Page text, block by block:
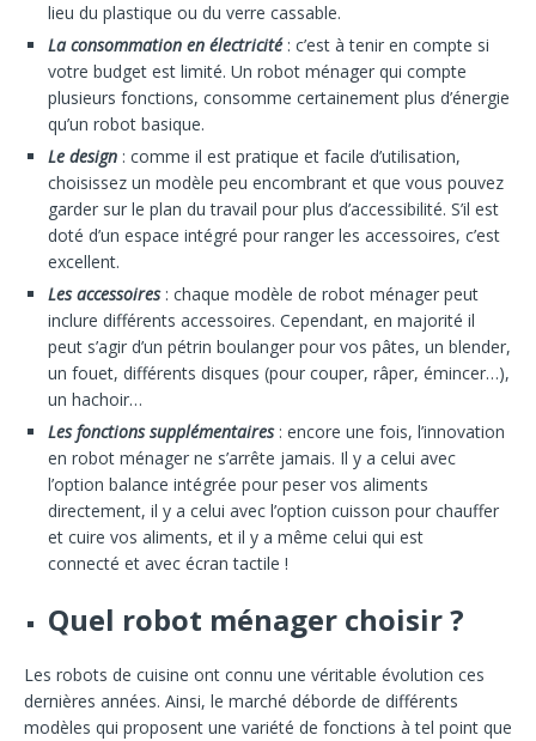
lieu du plastique ou du verre cassable.
La consommation en électricité : c’est à tenir en compte si
votre budget est limité. Un robot ménager qui compte
plusieurs fonctions, consomme certainement plus d’énergie
qu’un robot basique.
Le design : comme il est pratique et facile d’utilisation,
choisissez un modèle peu encombrant et que vous pouvez
garder sur le plan du travail pour plus d’accessibilité. S’il est
doté d’un espace intégré pour ranger les accessoires, c’est
excellent.
Les accessoires : chaque modèle de robot ménager peut
inclure différents accessoires. Cependant, en majorité il
peut s’agir d’un pétrin boulanger pour vos pâtes, un blender,
un fouet, différents disques (pour couper, râper, émincer…),
un hachoir…
Les fonctions supplémentaires : encore une fois, l’innovation
en robot ménager ne s’arrête jamais. Il y a celui avec
l’option balance intégrée pour peser vos aliments
directement, il y a celui avec l’option cuisson pour chauffer
et cuire vos aliments, et il y a même celui qui est
connecté et avec écran tactile !
Quel robot ménager choisir ?
Les robots de cuisine ont connu une véritable évolution ces
dernières années. Ainsi, le marché déborde de différents
modèles qui proposent une variété de fonctions à tel point que